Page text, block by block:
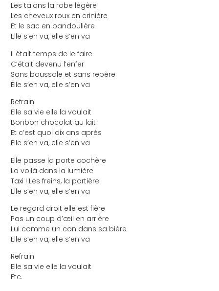
Les talons la robe légère
Les cheveux roux en crinière
Et le sac en bandoulière
Elle s’en va, elle s’en va
Il était temps de le faire
C’était devenu l’enfer
Sans boussole et sans repère
Elle s’en va, elle s’en va
Refrain
Elle sa vie elle la voulait
Bonbon chocolat au lait
Et c’est quoi dix ans après
Elle s’en va, elle s’en va
Elle passe la porte cochère
La voilà dans la lumière
Taxi ! Les freins, la portière
Elle s’en va, elle s’en va
Le regard droit elle est fière
Pas un coup d’œil en arrière
Lui comme un con dans sa bière
Elle s’en va, elle s’en va
Refrain
Elle sa vie elle la voulait
Etc.